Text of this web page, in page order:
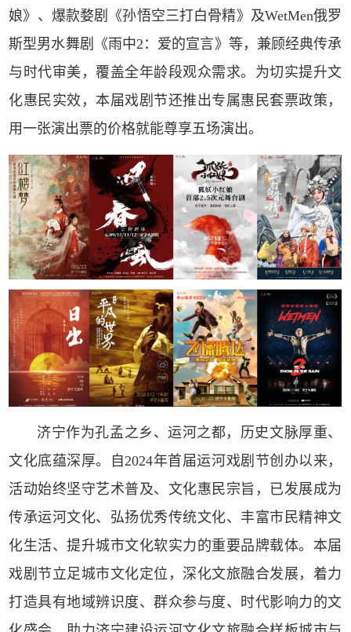
娘》、爆款婺剧《孙悟空三打白骨精》及WetMen俄罗
斯型男水舞剧《雨中2：爱的宣言》等，兼顾经典传承
与时代审美，覆盖全年龄段观众需求。为切实提升文
化惠民实效，本届戏剧节还推出专属惠民套票政策，
用一张演出票的价格就能尊享五场演出。
济宁作为孔孟之乡、运河之都，历史文脉厚重、
文化底蕴深厚。自2024年首届运河戏剧节创办以来，
活动始终坚守艺术普及、文化惠民宗旨，已发展成为
传承运河文化、弘扬优秀传统文化、丰富市民精神文
化生活、提升城市文化软实力的重要品牌载体。本届
戏剧节立足城市文化定位，深化文旅融合发展，着力
打造具有地域辨识度、群众参与度、时代影响力的文